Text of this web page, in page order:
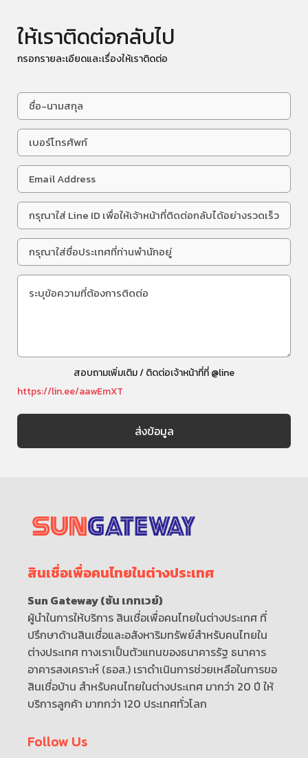
ให้เราติดต่อกลับไป
กรอกรายละเอียดและเรื่องให้เราติดต่อ
สอบถามเพิ่มเติม / ติดต่อเจ้าหน้าที่ที่ @line
https://lin.ee/aawEmXT
สินเชื่อเพื่อคนไทยในต่างประเทศ
Sun Gateway (ซัน เกทเวย์)
ผู้นำในการให้บริการ สินเชื่อเพื่อคนไทยในต่างประเทศ ที่
ปรึกษาด้านสินเชื่อและอสังหาริมทรัพย์สำหรับคนไทยใน
ต่างประเทศ ทางเราเป็นตัวแทนของธนาคารรัฐ ธนาคาร
อาคารสงเคราะห์ (ธอส.) เราดำเนินการช่วยเหลือในการขอ
สินเชื่อบ้าน สำหรับคนไทยในต่างประเทศ มากว่า 20 ปี ให้
บริการลูกค้า มากกว่า 120 ประเทศทั่วโลก
Follow Us